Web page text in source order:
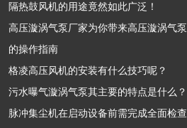
隔热鼓风机的用途竟然如此广泛！
高压漩涡气泵厂家为你带来高压漩涡气泵
的操作指南
格凌高压风机的安装有什么技巧呢？
污水曝气漩涡气泵其主要的特点是什么？
脉冲集尘机在启动设备前需完成全面检查